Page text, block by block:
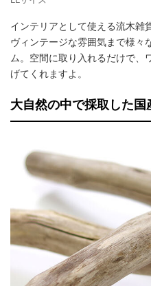
インテリアとして使える流木雑
ヴィンテージな雰囲気まで様々
ム。空間に取り入れるだけで、
げてくれますよ。
大自然の中で採取した国